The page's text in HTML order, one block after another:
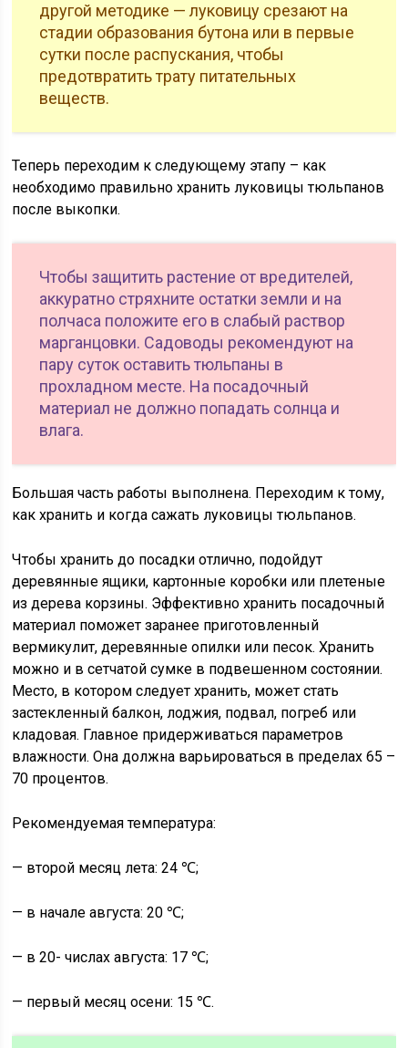
другой методике — луковицу срезают на
стадии образования бутона или в первые
сутки после распускания, чтобы
предотвратить трату питательных
веществ.
Теперь переходим к следующему этапу – как
необходимо правильно хранить луковицы тюльпанов
после выкопки.
Чтобы защитить растение от вредителей,
аккуратно стряхните остатки земли и на
полчаса положите его в слабый раствор
марганцовки. Садоводы рекомендуют на
пару суток оставить тюльпаны в
прохладном месте. На посадочный
материал не должно попадать солнца и
влага.
Большая часть работы выполнена. Переходим к тому,
как хранить и когда сажать луковицы тюльпанов.
Чтобы хранить до посадки отлично, подойдут
деревянные ящики, картонные коробки или плетеные
из дерева корзины. Эффективно хранить посадочный
материал поможет заранее приготовленный
вермикулит, деревянные опилки или песок. Хранить
можно и в сетчатой сумке в подвешенном состоянии.
Место, в котором следует хранить, может стать
застекленный балкон, лоджия, подвал, погреб или
кладовая. Главное придерживаться параметров
влажности. Она должна варьироваться в пределах 65 –
70 процентов.
Рекомендуемая температура:
— второй месяц лета: 24 ℃;
— в начале августа: 20 ℃;
— в 20- числах августа: 17 ℃;
— первый месяц осени: 15 ℃.